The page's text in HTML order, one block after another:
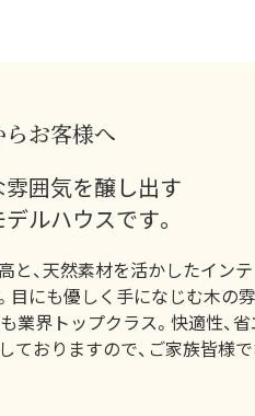
お客様へ
囲気を醸し出す
ルハウスです。
と、天然素材を活かしたイン
目にも優しく手になじむ木の
も業界トップクラス。快適性
ておりますので、ご家族皆様で